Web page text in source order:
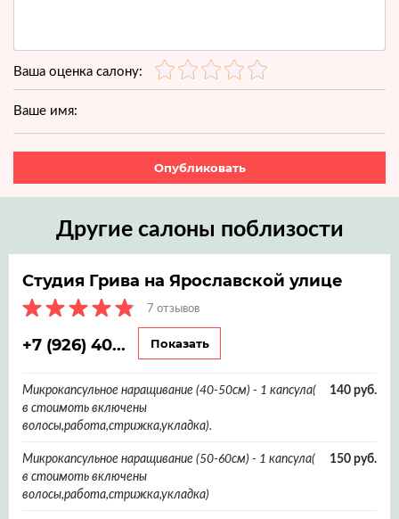
Ваша оценка салону:
Ваше имя:
Опубликовать
Другие салоны поблизости
Студия Грива на Ярославской улице
7 отзывов
+7 (926) 40... Показать
Микрокапсульное наращивание (40-50см) - 1 капсула(
в стоимоть включены
волосы,работа,стрижка,укладка).
140 руб.
Микрокапсульное наращивание (50-60см) - 1 капсула(
в стоимоть включены
волосы,работа,стрижка,укладка)
150 руб.